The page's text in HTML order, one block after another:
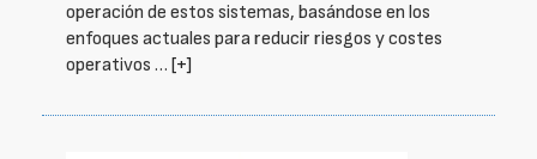
operación de estos sistemas, basándose en los
enfoques actuales para reducir riesgos y costes
operativos … [+]